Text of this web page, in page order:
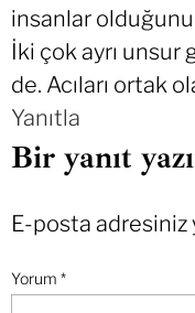
insanlar
İki çok ayrı unsur
de. Acıları ortak
Yanıtla
Bir yanıt
E-posta adresiniz
Yorum *